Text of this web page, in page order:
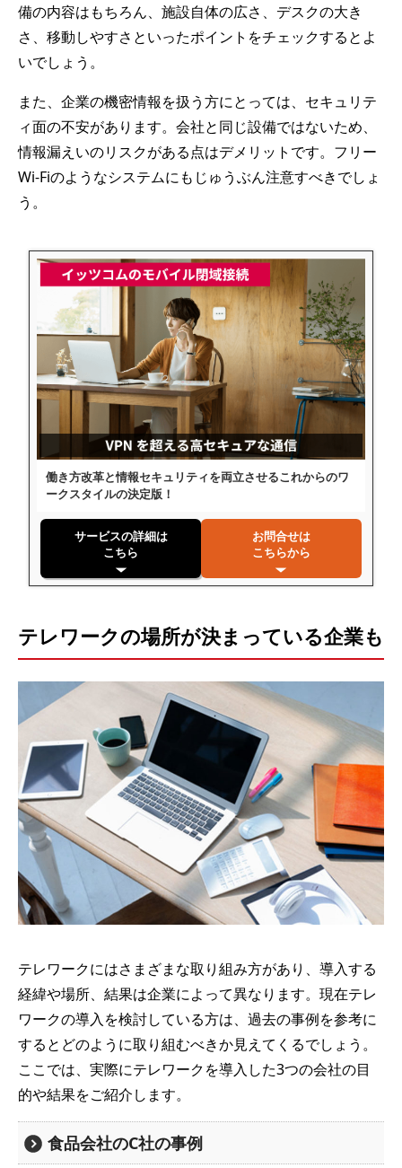
備の内容はもちろん、施設自体の広さ、デスクの大き
さ、移動しやすさといったポイントをチェックするとよ
いでしょう。
また、企業の機密情報を扱う方にとっては、セキュリテ
ィ面の不安があります。会社と同じ設備ではないため、
情報漏えいのリスクがある点はデメリットです。フリー
Wi-Fiのようなシステムにもじゅうぶん注意すべきでしょ
う。
働き方改革と情報セキュリティを両立させるこれからのワ
ークスタイルの決定版！
サービスの詳細は
こちら
お問合せは
こちらから
テレワークの場所が決まっている企業も
テレワークにはさまざまな取り組み方があり、導入する
経緯や場所、結果は企業によって異なります。現在テレ
ワークの導入を検討している方は、過去の事例を参考に
するとどのように取り組むべきか見えてくるでしょう。
ここでは、実際にテレワークを導入した3つの会社の目
的や結果をご紹介します。
食品会社のC社の事例